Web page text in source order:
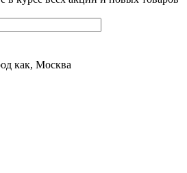
как, Москва